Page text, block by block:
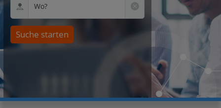
Wo?
Suche starten